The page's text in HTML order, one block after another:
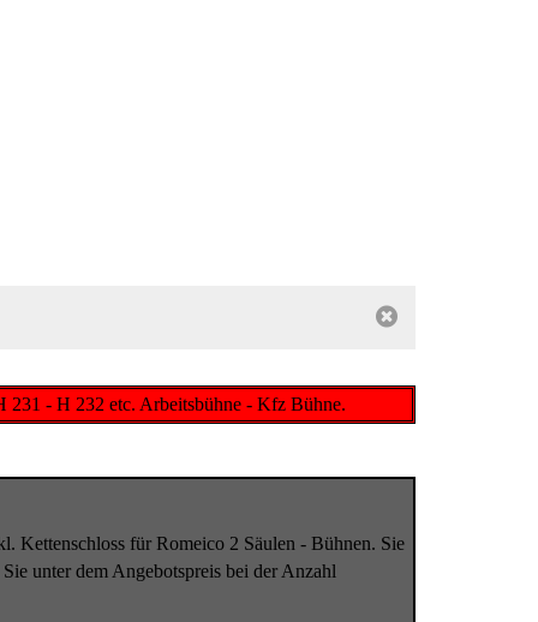
231 - H 232 etc. Arbeitsbühne - Kfz Bühne.
Kettenschloss für Romeico 2 Säulen - Bühnen. Sie
unter dem Angebotspreis bei der Anzahl